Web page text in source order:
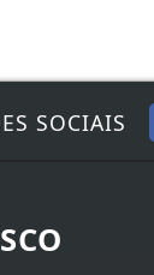
SOCIAIS